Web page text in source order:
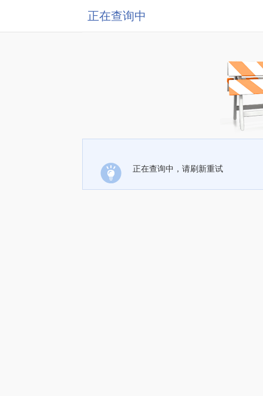
正在查询中
正在查询中，请刷新重试